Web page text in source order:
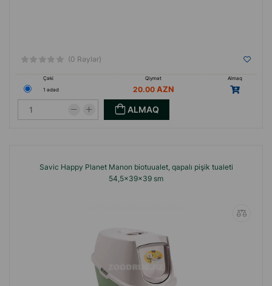
(0 Rəylər)
Çəki Qiymət
Almaq
1 ədəd
20.00
ALMAQ
Savic Happy Planet Manon biotuualet, qapalı pişik tualeti
54,5x39x39 sm